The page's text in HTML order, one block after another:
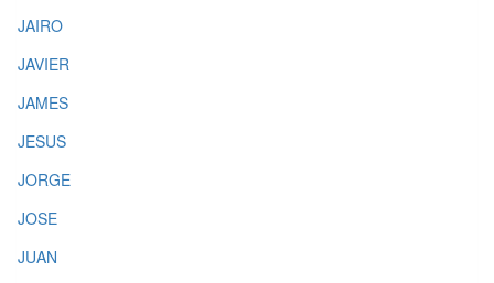
JAIRO
JAVIER
JAMES
JESUS
JORGE
JOSE
JUAN